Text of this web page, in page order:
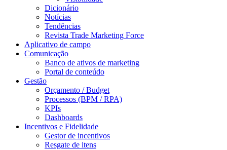
Dicionário
Notícias
Tendências
Revista Trade Marketing Force
Aplicativo de campo
Comunicação
Banco de ativos de marketing
Portal de conteúdo
Gestão
Orçamento / Budget
Processos (BPM / RPA)
KPIs
Dashboards
Incentivos e Fidelidade
Gestor de incentivos
Resgate de itens